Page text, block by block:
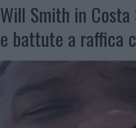
Will Smith in
e battute a raffica